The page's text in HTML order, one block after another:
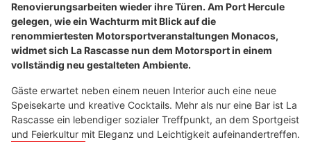
Renovierungsarbeiten wieder ihre Türen. Am Port Hercule
gelegen, wie ein Wachturm mit Blick auf die
renommiertesten Motorsportveranstaltungen Monacos,
widmet sich La Rascasse nun dem Motorsport in einem
vollständig neu gestalteten Ambiente.
Gäste erwartet neben einem neuen Interior auch eine neue
Speisekarte und kreative Cocktails. Mehr als nur eine Bar ist La
Rascasse ein lebendiger sozialer Treffpunkt, an dem Sportgeist
und Feierkultur mit Eleganz und Leichtigkeit aufeinandertreffen.